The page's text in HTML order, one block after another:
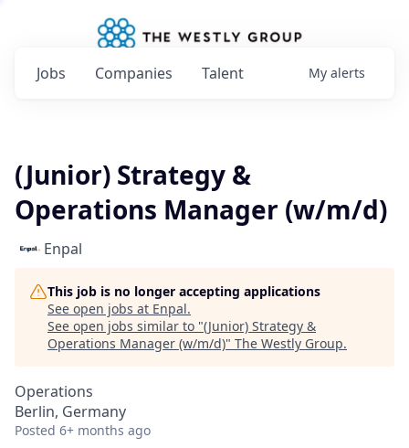
Jobs Companies Talent My alerts
(Junior) Strategy &
Operations Manager (w/m/d)
Enpal
This job is no longer accepting applications
See open jobs at Enpal.
See open jobs similar to "(Junior) Strategy &
Operations Manager (w/m/d)" The Westly Group.
Operations
Berlin, Germany
Posted 6+ months ago